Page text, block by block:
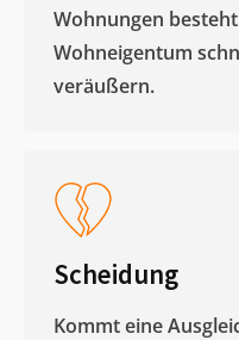
Wohnungen
Wohneigentum
veräußern. ​
Scheidung
Kommt eine